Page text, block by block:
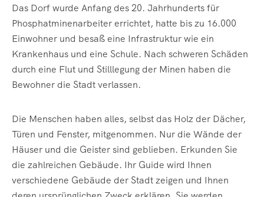
Das Dorf wurde Anfang des 20. Jahrhunderts für
Phosphatminenarbeiter errichtet, hatte bis zu 16.000
Einwohner und besaß eine Infrastruktur wie ein
Krankenhaus und eine Schule. Nach schweren Schäden
durch eine Flut und Stilllegung der Minen haben die
Bewohner die Stadt verlassen.
Die Menschen haben alles, selbst das Holz der Dächer,
Türen und Fenster, mitgenommen. Nur die Wände der
Häuser und die Geister sind geblieben. Erkunden Sie
die zahlreichen Gebäude. Ihr Guide wird Ihnen
verschiedene Gebäude der Stadt zeigen und Ihnen